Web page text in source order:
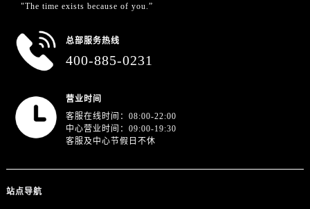
"The time exists because of you.”
总部服务热线
400-885-0231
营业时间
客服在线时间：08:00-22:00
中心营业时间：09:00-19:30
客服及中心节假日不休
站点导航